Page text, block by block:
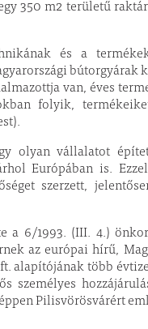
350 m2 területű
és a
bútorgyárak
van, éves
folyik,
olyan vállalatot
Európában is.
szerzett,
a 6/1993. (III. 4.)
az európai hírű,
alapítójának több
személyes
Pilisvörösvárért